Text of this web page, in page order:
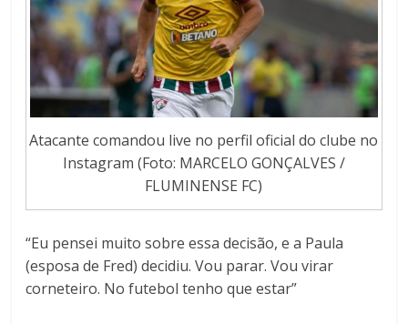
Atacante comandou live no perfil oficial do clube no
Instagram (Foto: MARCELO GONÇALVES /
FLUMINENSE FC)
“Eu pensei muito sobre essa decisão, e a Paula
(esposa de Fred) decidiu. Vou parar. Vou virar
corneteiro. No futebol tenho que estar”